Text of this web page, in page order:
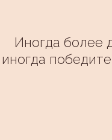
Иногда более